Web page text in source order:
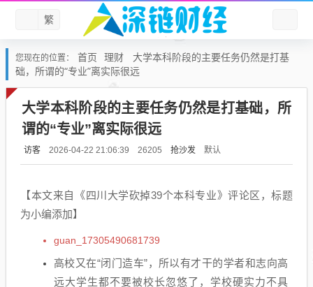
繁
您现在的位置： 首页 理财
大学本科阶段的主要任务仍然是打基
础，所谓的“专业”离实际很远
大学本科阶段的主要任务仍然是打基础，所
谓的“专业”离实际很远
访客 2026-04-22 21:06:39 26205 抢沙发 默认
【本文来自《四川大学砍掉39个本科专业》评论区，标题
为小编添加】
guan_17305490681739
高校又在“闭门造车”，所以有才干的学者和志向高
远大学生都不要被校长忽悠了，学校硬实力不具